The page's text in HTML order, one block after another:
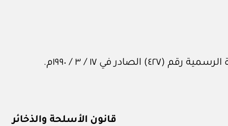
في ١٧ / ٣ / ١٩٩٠م.
قانون الأسلحة والذخائر